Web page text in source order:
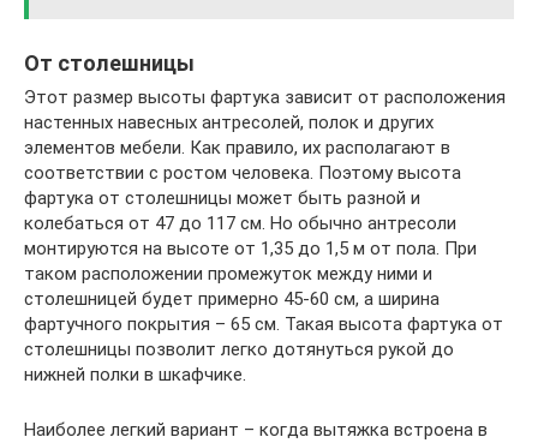
От столешницы
Этот размер высоты фартука зависит от расположения
настенных навесных антресолей, полок и других
элементов мебели. Как правило, их располагают в
соответствии с ростом человека. Поэтому высота
фартука от столешницы может быть разной и
колебаться от 47 до 117 см. Но обычно антресоли
монтируются на высоте от 1,35 до 1,5 м от пола. При
таком расположении промежуток между ними и
столешницей будет примерно 45-60 см, а ширина
фартучного покрытия – 65 см. Такая высота фартука от
столешницы позволит легко дотянуться рукой до
нижней полки в шкафчике.
Наиболее легкий вариант – когда вытяжка встроена в